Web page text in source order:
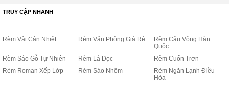
TRUY CẬP NHANH
Rèm Vải Cản Nhiệt Rèm Văn Phòng Giá Rẻ
Rèm Cầu Vồng Hàn
Quốc
Rèm Sáo Gỗ Tự Nhiên
Rèm Lá Dọc
Rèm Cuốn Trơn
Rèm Roman Xếp Lớp
Rèm Sáo Nhôm
Rèm Ngăn Lạnh Điều
Hòa